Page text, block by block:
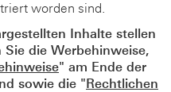
worden sind.
Inhalte stellen
die Werbehinweise,
" am Ende der
sowie die "Rechtlichen